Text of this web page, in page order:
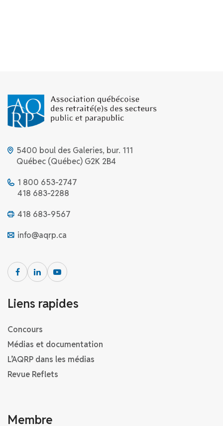
5400 boul des Galeries, bur. 111
Québec (Québec) G2K 2B4
1 800 653-2747
418 683-2288
418 683-9567
info@aqrp.ca
Liens rapides
Concours
Médias et documentation
L’AQRP dans les médias
Revue Reflets
Membre